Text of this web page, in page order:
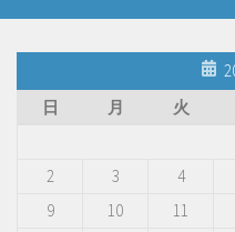
日
月 火
2
3 4
9
10 11